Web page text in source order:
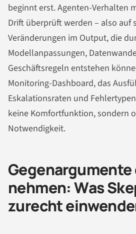
beginnt erst. Agenten-Verhalten
Drift überprüft werden – also auf
Veränderungen im Output, die
Modellanpassungen,
Geschäftsregeln entstehen
Monitoring-Dashboard, das
Eskalationsraten und
keine Komfortfunktion, sondern
Notwendigkeit.
nehmen: Was
zurecht